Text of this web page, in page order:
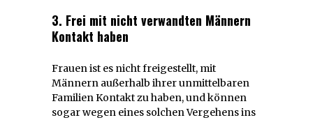
3. Frei mit nicht verwandten Männern
Kontakt haben
Frauen ist es nicht freigestellt, mit
Männern außerhalb ihrer unmittelbaren
Familien Kontakt zu haben, und können
sogar wegen eines solchen Vergehens ins